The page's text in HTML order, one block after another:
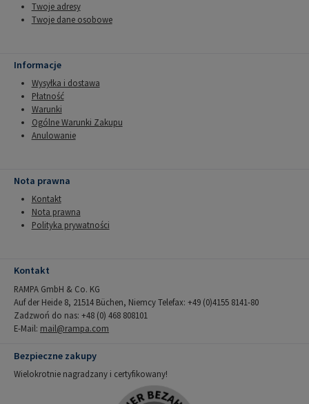
Twoje adresy
Twoje dane osobowe
Informacje
Wysyłka i dostawa
Płatność
Warunki
Ogólne Warunki Zakupu
Anulowanie
Nota prawna
Kontakt
Nota prawna
Polityka prywatności
Kontakt
RAMPA GmbH & Co. KG
Auf der Heide 8, 21514 Büchen, Niemcy Telefax: +49 (0)4155 8141-80
Zadzwoń do nas: +48 (0) 468 808101
E-Mail: mail@rampa.com
Bezpieczne zakupy
Wielokrotnie nagradzany i certyfikowany!